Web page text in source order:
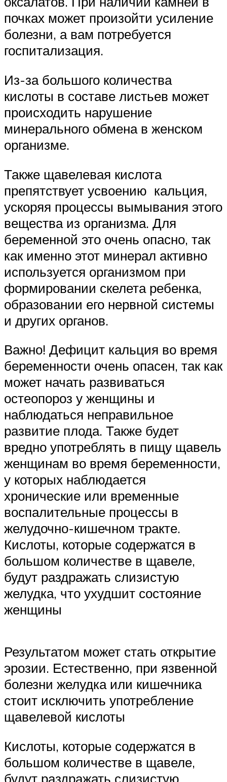
почках может произойти усиление
болезни, а вам потребуется
госпитализация.
Из-за большого количества
кислоты в составе листьев может
происходить нарушение
минерального обмена в женском
организме.
Также щавелевая кислота
препятствует усвоению кальция,
ускоряя процессы вымывания этого
вещества из организма. Для
беременной это очень опасно, так
как именно этот минерал активно
используется организмом при
формировании скелета ребенка,
образовании его нервной системы
и других органов.
Важно! Дефицит кальция во время
беременности очень опасен, так как
может начать развиваться
остеопороз у женщины и
наблюдаться неправильное
развитие плода. Также будет
вредно употреблять в пищу щавель
женщинам во время беременности,
у которых наблюдается
хронические или временные
воспалительные процессы в
желудочно-кишечном тракте.
Кислоты, которые содержатся в
большом количестве в щавеле,
будут раздражать слизистую
желудка, что ухудшит состояние
женщины
Результатом может стать открытие
эрозии. Естественно, при язвенной
болезни желудка или кишечника
стоит исключить употребление
щавелевой кислоты
Кислоты, которые содержатся в
большом количестве в щавеле,
будут раздражать слизистую